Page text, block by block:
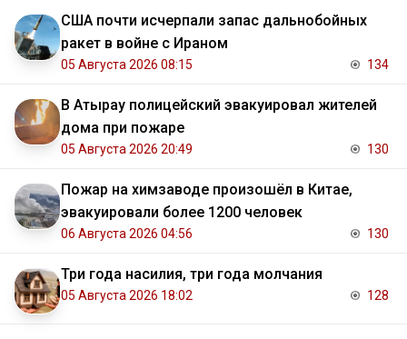
США почти исчерпали запас дальнобойных
ракет в войне с Ираном
05 Августа 2026 08:15 134
В Атырау полицейский эвакуировал жителей
дома при пожаре
05 Августа 2026 20:49 130
Пожар на химзаводе произошёл в Китае,
эвакуировали более 1200 человек
06 Августа 2026 04:56 130
Три года насилия, три года молчания
05 Августа 2026 18:02 128